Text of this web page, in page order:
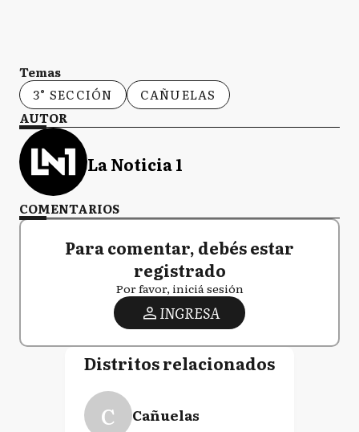
Temas
3° SECCIÓN
CAÑUELAS
AUTOR
La Noticia 1
COMENTARIOS
Para comentar, debés estar
registrado
Por favor, iniciá sesión
INGRESA
Distritos relacionados
C Cañuelas